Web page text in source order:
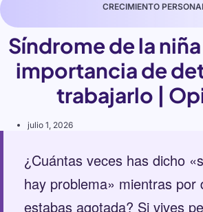
CRECIMIENTO
Síndrome de la
importancia de
trabajarlo |
julio 1, 2026
¿Cuántas veces has dicho
hay problema» mientras por
estabas agotada? Si vives